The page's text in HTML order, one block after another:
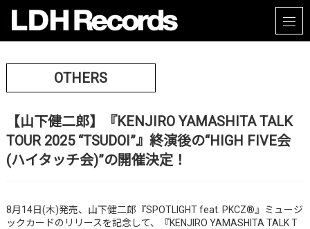
OTHERS
【山下健二郎】『KENJIRO YAMASHITA TALK
TOUR 2025 “TSUDOI”』終演後の“HIGH FIVE会
(ハイタッチ会)”の開催決定！
8月14日(木)発売、山下健二郎『SPOTLIGHT feat. PKCZ®』ミュージ
ックカードのリリースを記念して、『KENJIRO YAMASHITA TALK T